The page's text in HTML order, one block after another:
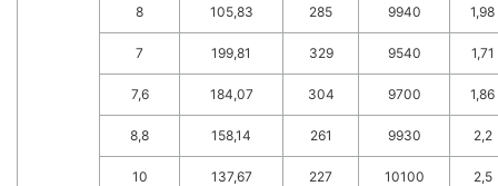
8 105,83 285 9940 1,98
7 199,81 329 9540 1,71
7,6 184,07 304 9700 1,86
8,8 158,14 261 9930 2,2
10 137,67 227 10100 2,5